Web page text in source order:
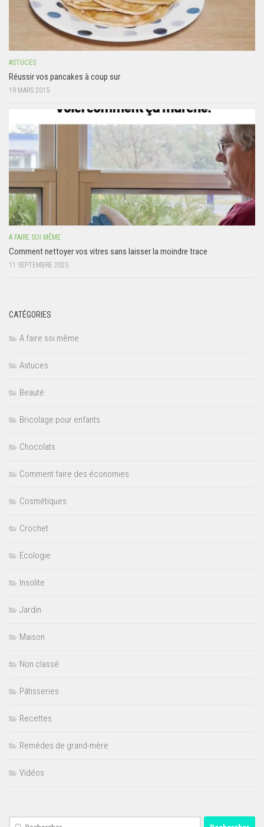
ASTUCES
Réussir vos pancakes à coup sur
19 MARS 2015
A FAIRE SOI MÊME
Comment nettoyer vos vitres sans laisser la moindre trace
11 SEPTEMBRE 2025
CATÉGORIES
A faire soi même
Astuces
Beauté
Bricolage pour enfants
Chocolats
Comment faire des économies
Cosmétiques
Crochet
Ecologie
Insolite
Jardin
Maison
Non classé
Pâtisseries
Recettes
Remèdes de grand-mère
Vidéos
Rechercher :